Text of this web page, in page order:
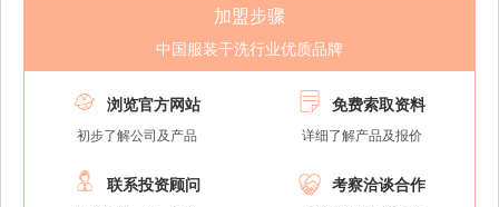
加盟步骤
中国服装干洗行业优质品牌
 浏览官方网站
初步了解公司及产品
 免费索取资料
详细了解产品及报价
 联系投资顾问  考察洽谈合作